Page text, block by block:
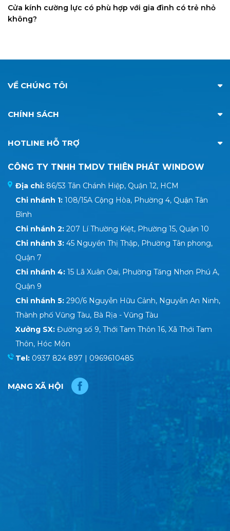
Cửa kính cường lực có phù hợp với gia đình có trẻ nhỏ
không?
VỀ CHÚNG TÔI
CHÍNH SÁCH
HOTLINE HỖ TRỢ
CÔNG TY TNHH TMDV THIÊN PHÁT WINDOW
Địa chỉ: 86/53 Tân Chánh Hiệp, Quận 12, HCM
Chi nhánh 1: 108/15A Cộng Hòa, Phường 4, Quận Tân
Bình
Chi nhánh 2: 207 Lí Thường Kiệt, Phường 15, Quận 10
Chi nhánh 3: 45 Nguyền Thị Thập, Phường Tân phong,
Quận 7
Chi nhánh 4: 15 Lã Xuân Oai, Phường Tăng Nhơn Phú A,
Quận 9
Chi nhánh 5: 290/6 Nguyễn Hữu Cảnh, Nguyễn An Ninh,
Thành phố Vũng Tàu, Bà Rịa - Vũng Tàu
Xưởng SX: Đường số 9, Thới Tam Thôn 16, Xã Thới Tam
Thôn, Hóc Môn
Tel: 0937 824 897 | 0969610485
MẠNG XÃ HỘI